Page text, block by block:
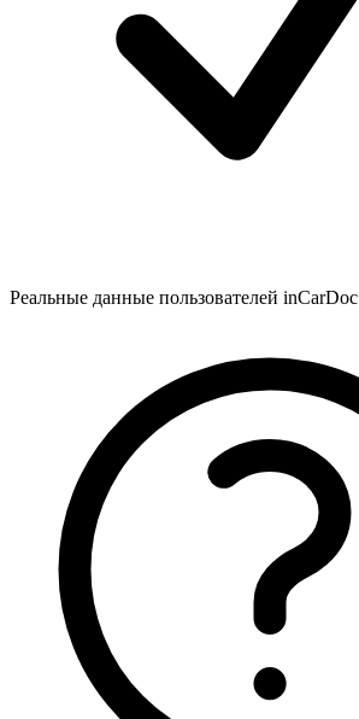
Реальные данные пользователей inCarDoc